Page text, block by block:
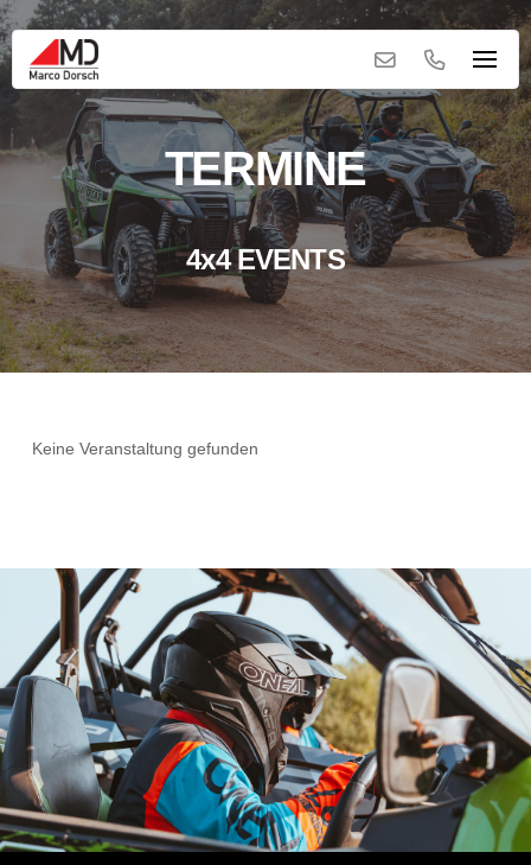
TERMINE
4x4 EVENTS
Keine Veranstaltung gefunden